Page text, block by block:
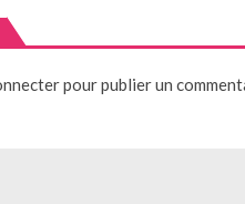
pour publier un